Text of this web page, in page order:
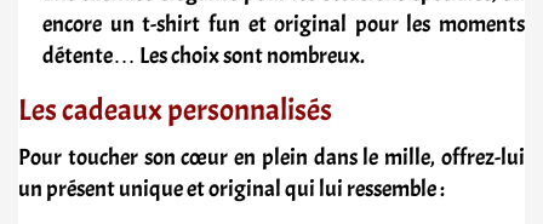
encore un t-shirt fun et original pour les moments
détente… Les choix sont nombreux.
Les cadeaux personnalisés
Pour toucher son cœur en plein dans le mille, offrez-lui
un présent unique et original qui lui ressemble :